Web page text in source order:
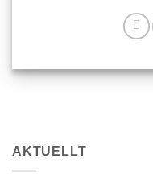
AKTUELLT